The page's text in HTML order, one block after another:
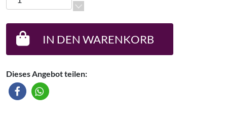
IN DEN WARENKORB
Dieses Angebot teilen: